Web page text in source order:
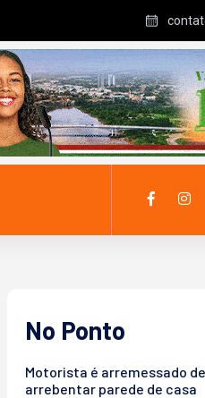
No Ponto
Motorista é arremessado
arrebentar parede de casa